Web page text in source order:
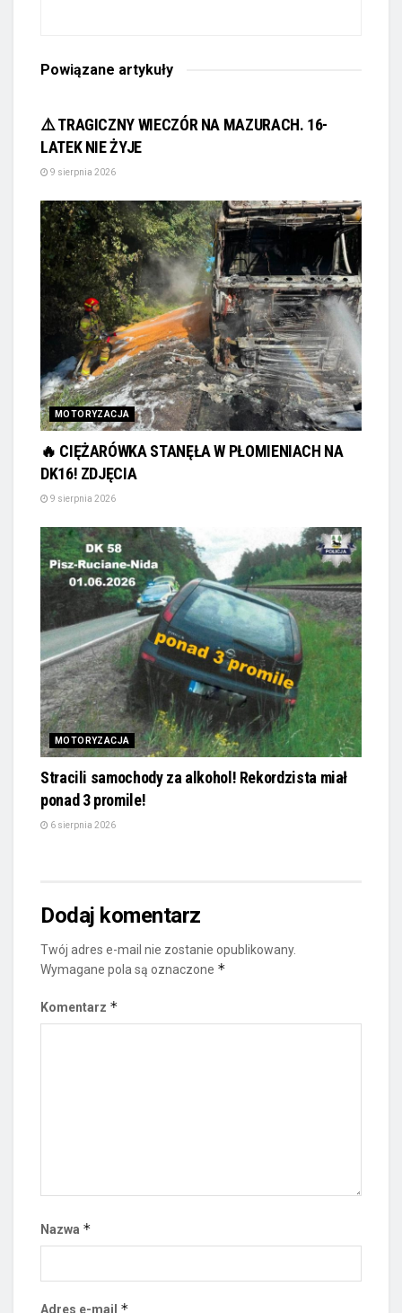
Powiązane artykuły
⚠️ TRAGICZNY WIECZÓR NA MAZURACH. 16-
LATEK NIE ŻYJE
9 sierpnia 2026
MOTORYZACJA
🔥 CIĘŻARÓWKA STANĘŁA W PŁOMIENIACH NA
DK16! ZDJĘCIA
9 sierpnia 2026
MOTORYZACJA
Stracili samochody za alkohol! Rekordzista miał
ponad 3 promile!
6 sierpnia 2026
Dodaj komentarz
Twój adres e-mail nie zostanie opublikowany.
Wymagane pola są oznaczone *
Komentarz *
Nazwa *
Adres e-mail *